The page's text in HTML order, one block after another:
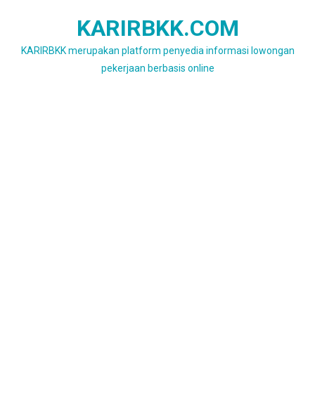
KARIRBKK.COM
KARIRBKK merupakan platform penyedia informasi lowongan
pekerjaan berbasis online